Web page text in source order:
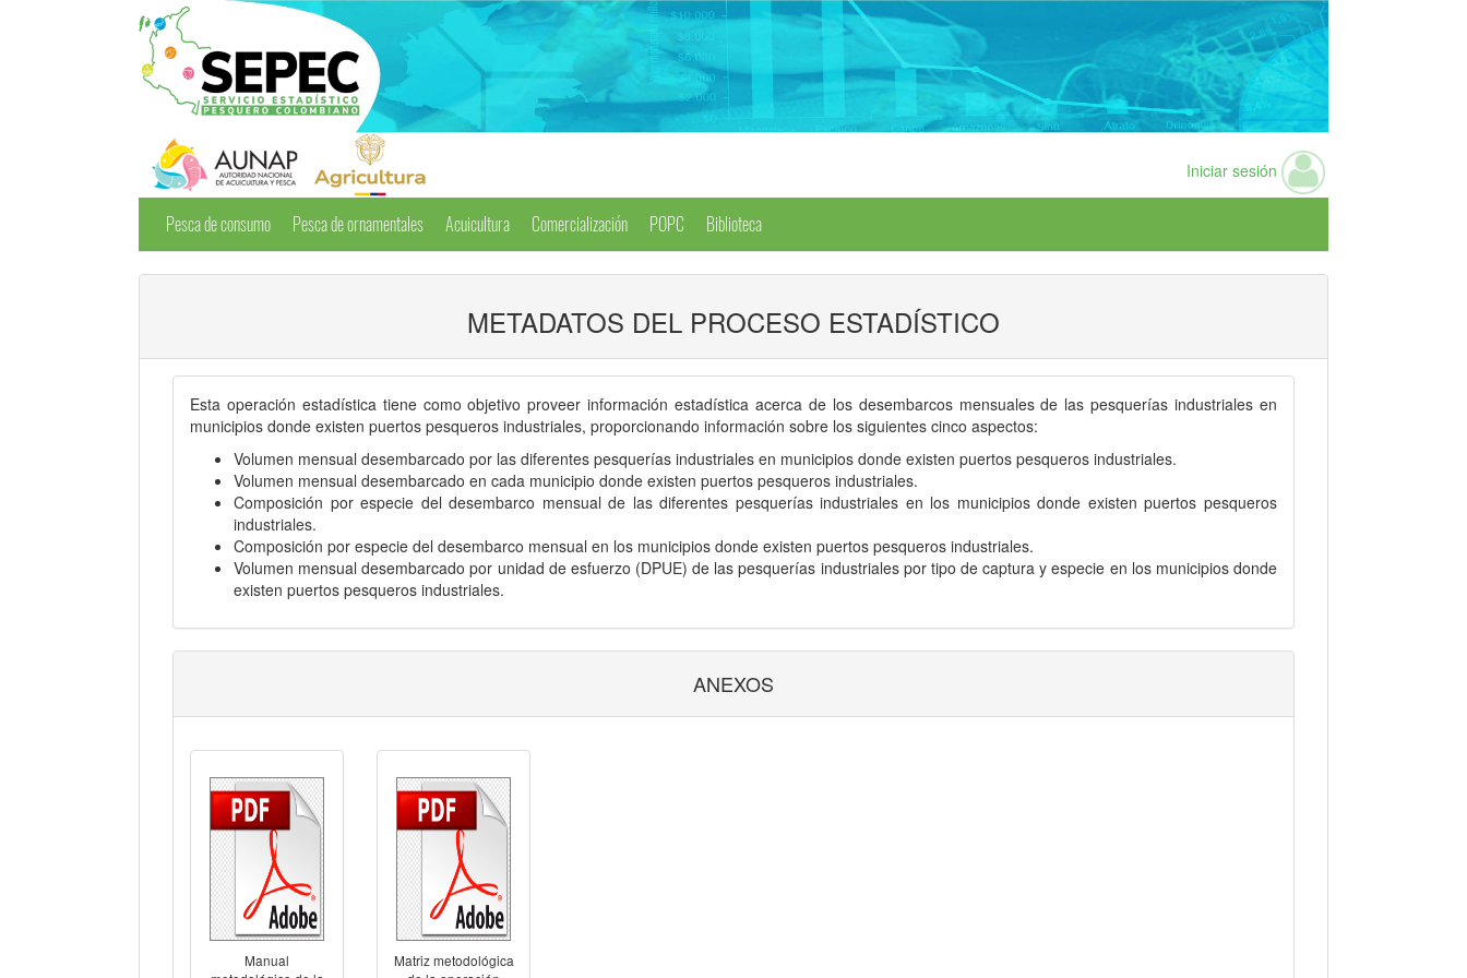
Iniciar sesión
Pesca de consumo Pesca de ornamentales Acuicultura Comercialización POPC Biblioteca
METADATOS DEL PROCESO ESTADÍSTICO
Esta operación estadística tiene como objetivo proveer información estadística acerca de los desembarcos mensuales de las pesquerías industriales en
municipios donde existen puertos pesqueros industriales, proporcionando información sobre los siguientes cinco aspectos:
Volumen mensual desembarcado por las diferentes pesquerías industriales en municipios donde existen puertos pesqueros industriales.
Volumen mensual desembarcado en cada municipio donde existen puertos pesqueros industriales.
Composición por especie del desembarco mensual de las diferentes pesquerías industriales en los municipios donde existen puertos pesqueros
industriales.
Composición por especie del desembarco mensual en los municipios donde existen puertos pesqueros industriales.
Volumen mensual desembarcado por unidad de esfuerzo (DPUE) de las pesquerías industriales por tipo de captura y especie en los municipios donde
existen puertos pesqueros industriales.
ANEXOS
Manual
Matriz metodológica